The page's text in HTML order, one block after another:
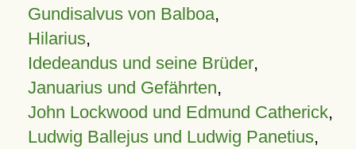
Gundisalvus von Balboa,
Hilarius,
Idedeandus und seine Brüder,
Januarius und Gefährten,
John Lockwood und Edmund Catherick,
Ludwig Ballejus und Ludwig Panetius,